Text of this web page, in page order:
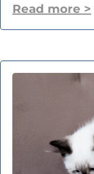
Read more >